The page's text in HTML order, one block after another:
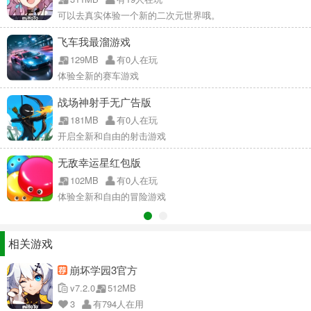
可以去真实体验一个新的二次元世界哦。
飞车我最溜游戏
129MB
有0人在玩
体验全新的赛车游戏
战场神射手无广告版
181MB
有0人在玩
开启全新和自由的射击游戏
无敌幸运星红包版
102MB
有0人在玩
体验全新和自由的冒险游戏
相关游戏
崩坏学园3官方
v7.2.0
512MB
3
有794人在用